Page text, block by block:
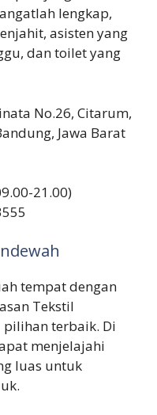
lengkap,
asisten yang
dan toilet yang
No.26, Citarum,
Jawa Barat
21.00)
tempat dengan
Tekstil
terbaik. Di
menjelajahi
luas untuk